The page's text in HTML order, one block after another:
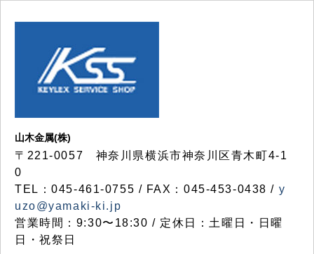
山木金属(株)
〒221-0057 神奈川県横浜市神奈川区青木町4-1
0
TEL：045-461-0755 / FAX：045-453-0438 / y
uzo@yamaki-ki.jp
営業時間：9:30〜18:30 / 定休日：土曜日・日曜
日・祝祭日